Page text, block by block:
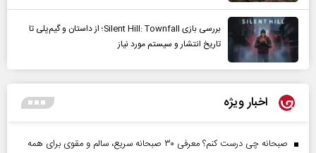
بررسی بازی Silent Hill: Townfall؛ از داستان و گیم‌پلی تا
تاریخ انتشار و سیستم مورد نیاز
اخبار ویژه
صبحانه چی درست کنم؟ معرفی ۳۰ صبحانه سریع، سالم و مقوی برای همه